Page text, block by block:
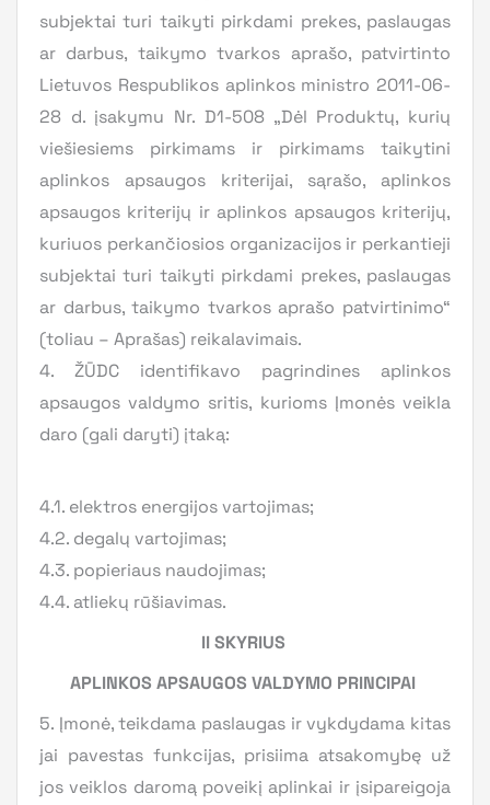
subjektai turi taikyti pirkdami prekes, paslaugas
ar darbus, taikymo tvarkos aprašo, patvirtinto
Lietuvos Respublikos aplinkos ministro 2011-06-
28 d. įsakymu Nr. D1-508 „Dėl Produktų, kurių
viešiesiems pirkimams ir pirkimams taikytini
aplinkos apsaugos kriterijai, sąrašo, aplinkos
apsaugos kriterijų ir aplinkos apsaugos kriterijų,
kuriuos perkančiosios organizacijos ir perkantieji
subjektai turi taikyti pirkdami prekes, paslaugas
ar darbus, taikymo tvarkos aprašo patvirtinimo“
(toliau – Aprašas) reikalavimais.
4. ŽŪDC identifikavo pagrindines aplinkos
apsaugos valdymo sritis, kurioms Įmonės veikla
daro (gali daryti) įtaką:
4.1. elektros energijos vartojimas;
4.2. degalų vartojimas;
4.3. popieriaus naudojimas;
4.4. atliekų rūšiavimas.
II SKYRIUS
APLINKOS APSAUGOS VALDYMO PRINCIPAI
5. Įmonė, teikdama paslaugas ir vykdydama kitas
jai pavestas funkcijas, prisiima atsakomybę už
jos veiklos daromą poveikį aplinkai ir įsipareigoja